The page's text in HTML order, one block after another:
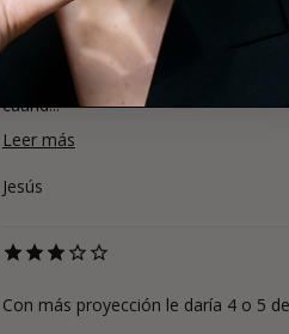
No me gusta la salida, la siento
cuando pasa una hora desaparece
cuand...
Leer más
Jesús
Con más proyección le daría 4 o 5